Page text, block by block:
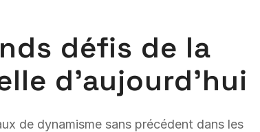
défis de la
d'aujourd'hui
de dynamisme sans précédent dans les